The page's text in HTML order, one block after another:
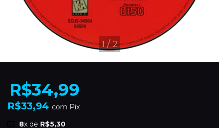
1/2
R$34,99
R$33,94 com Pix
8x de R$5,30